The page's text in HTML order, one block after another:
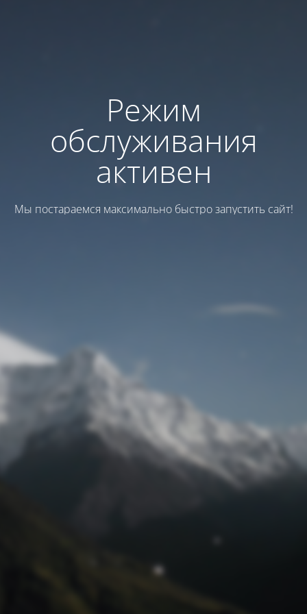
Режим
обслуживания
активен
Мы постараемся максимально быстро запустить сайт!